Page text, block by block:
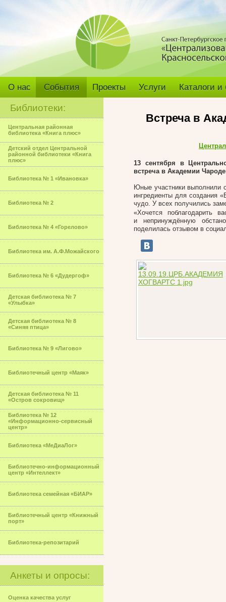
О нас События Проекты Услуги Каталоги
Библиотеки:
Центральная районная
библиотека «Книга плюс»
Детский отдел Центральной
районной библиотеки «Книга
плюс»
Библиотека № 1 «Ивановка»
Библиотека № 2
Библиотека № 4 «Горелово»
Библиотека им. А.Ф.Можайского
Библиотека № 6 «Дудергоф»
Детская библиотека № 7
«Улыбка»
Детская библиотека № 8
«Синяя птица»
Библиотека № 9 «Лигово»
Библиотечный центр «Маяк»
Детская библиотека № 11
«Остров сокровищ»
Библиотека № 12
«Информационно-сервисный
центр»
Библиотека «МеДиаЛог»
Библиотечно-информационный
центр «Интеллект»
Библиотека семейная «БИАР»
Библиотечный центр «Книжный
порт»
Библиотека-репозитарий
Анкеты и опросы:
Оценка качества услуг
Встреча в
13 сентября в
встреча в Академии
Юные участники выполнили
ингредиенты для создания
чудо. У всех получились
«Хочется поблагодарить
и непринуждённую
поделилась отзывом в